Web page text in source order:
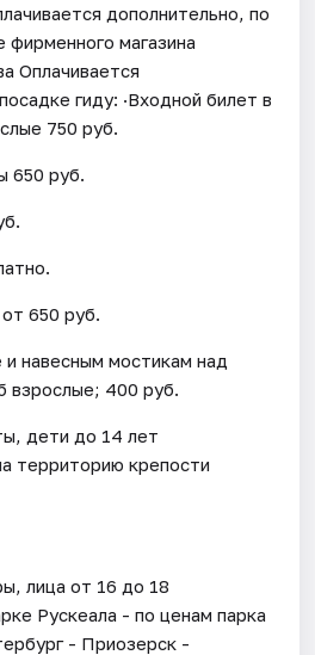
дополнительно, по
магазина
Оплачивается
гиду: ·Входной билет в
750 руб.
650 руб.
650 руб.
навесным мостикам над
взрослые; 400 руб.
дети до 14 лет
территорию крепости
лица от 16 до 18
Рускеала - по ценам парка
- Приозерск -